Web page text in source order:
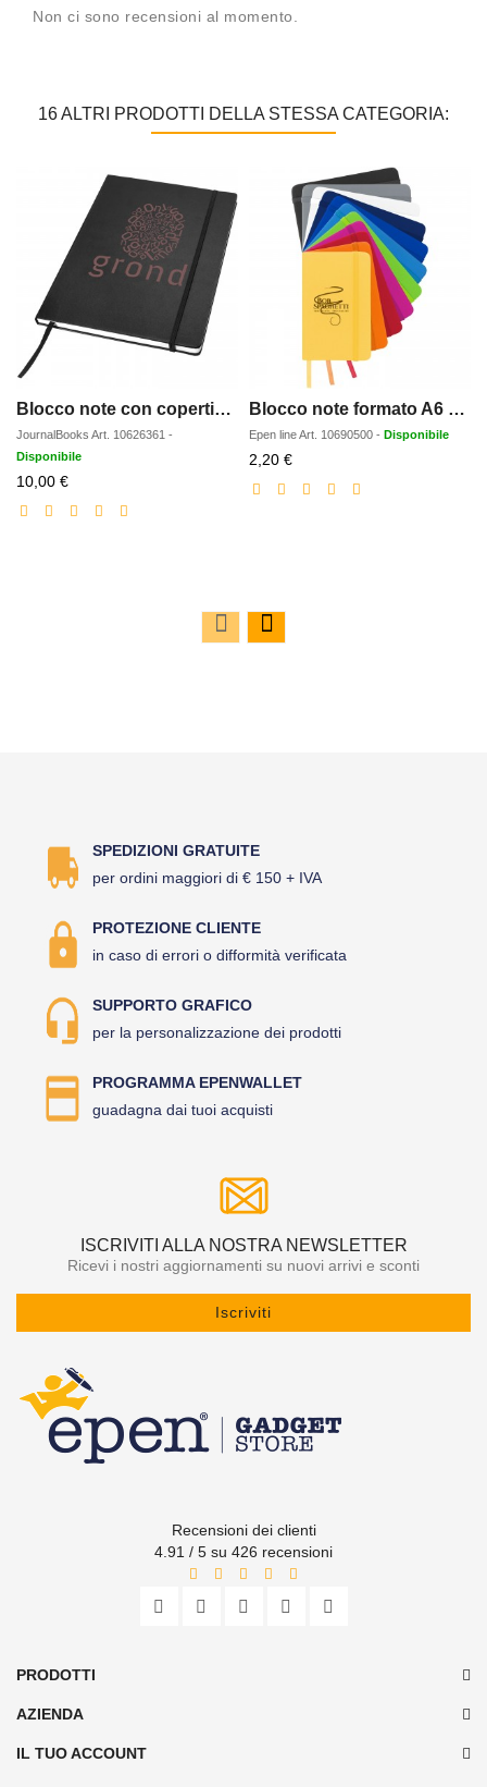
Non ci sono recensioni al momento.
16 ALTRI PRODOTTI DELLA STESSA CATEGORIA:
Blocco note con copertina rigida formato A4 Executive
JournalBooks Art. 10626361 -
Disponibile
10,00 €Prezzo
scontato
Blocco note formato A6 con copertina rigida Spectrum
Epen lineArt. 10690500 - Disponibile
2,20 €Prezzo
scontato
SPEDIZIONI GRATUITE
per ordini maggiori di € 150 + IVA
PROTEZIONE CLIENTE
in caso di errori o difformità verificata
SUPPORTO GRAFICO
per la personalizzazione dei prodotti
PROGRAMMA EPENWALLET
guadagna dai tuoi acquisti
ISCRIVITI ALLA NOSTRA NEWSLETTER
Ricevi i nostri aggiornamenti su nuovi arrivi e sconti
Iscriviti
Recensioni dei clienti
4.91 / 5 su 426 recensioni
PRODOTTI
AZIENDA
IL TUO ACCOUNT